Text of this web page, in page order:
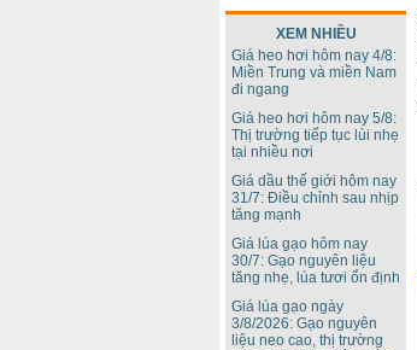
XEM NHIỀU
Giá heo hơi hôm nay 4/8:
Miền Trung và miền Nam
đi ngang
Giá heo hơi hôm nay 5/8:
Thị trường tiếp tục lùi nhẹ
tại nhiều nơi
Giá dầu thế giới hôm nay
31/7: Điều chỉnh sau nhịp
tăng mạnh
Giá lúa gạo hôm nay
30/7: Gạo nguyên liệu
tăng nhẹ, lúa tươi ổn định
Giá lúa gạo ngày
3/8/2026: Gạo nguyên
liệu neo cao, thị trường